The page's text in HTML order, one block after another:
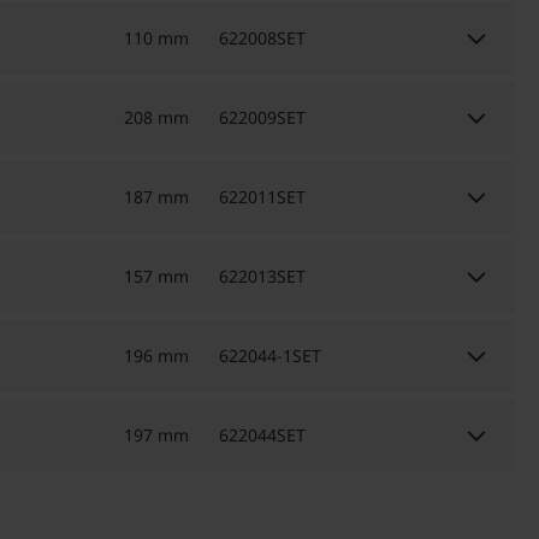
110 mm 622008SET keyboard_arrow_down
208 mm 622009SET keyboard_arrow_down
187 mm 622011SET keyboard_arrow_down
157 mm 622013SET keyboard_arrow_down
196 mm 622044-1SET keyboard_arrow_down
197 mm 622044SET keyboard_arrow_down